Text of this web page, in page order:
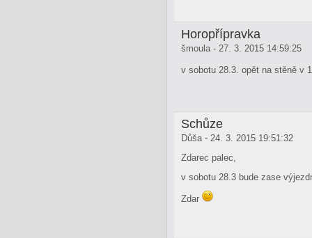
Horopřípravka
šmoula - 27. 3. 2015 14:59:25
v sobotu 28.3. opět na stěně v
Schůze
Důša - 24. 3. 2015 19:51:32
Zdarec palec,
v sobotu 28.3 bude zase
Zdar